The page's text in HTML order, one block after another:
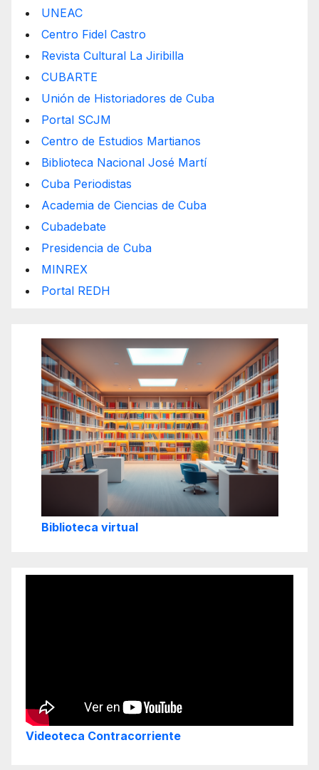
UNEAC
Centro Fidel Castro
Revista Cultural La Jiribilla
CUBARTE
Unión de Historiadores de Cuba
Portal SCJM
Centro de Estudios Martianos
Biblioteca Nacional José Martí
Cuba Periodistas
Academia de Ciencias de Cuba
Cubadebate
Presidencia de Cuba
MINREX
Portal REDH
Biblioteca virtual
Videoteca Contracorriente